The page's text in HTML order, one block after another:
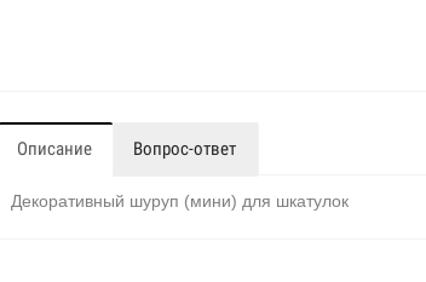
Описание Вопрос-ответ
Декоративный шуруп (мини) для шкатулок